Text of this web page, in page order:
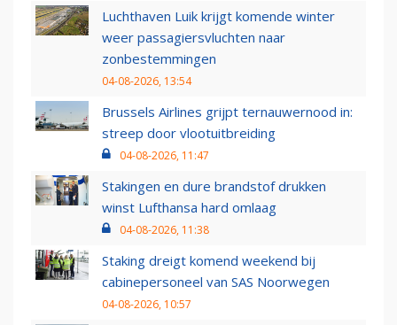
Luchthaven Luik krijgt komende winter
weer passagiersvluchten naar
zonbestemmingen
04-08-2026, 13:54
Brussels Airlines grijpt ternauwernood in:
streep door vlootuitbreiding
04-08-2026, 11:47
Stakingen en dure brandstof drukken
winst Lufthansa hard omlaag
04-08-2026, 11:38
Staking dreigt komend weekend bij
cabinepersoneel van SAS Noorwegen
04-08-2026, 10:57